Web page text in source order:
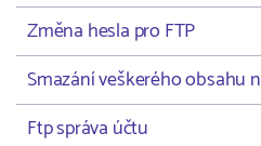
Změna hesla pro FTP
Smazání veškerého obsahu
Ftp správa účtu